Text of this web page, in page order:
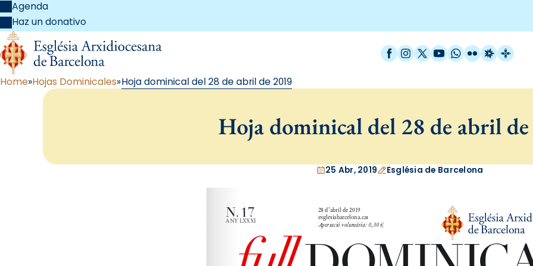
Agenda
Haz un donativo
Facebook
Instagram
X / Twitter
YouTube
WhatsApp
FlickrRadio
Home Hojas Dominicales Hoja dominical del 28 de abril de 2019
Hoja dominical del 28 de abril
25 Abr, 2019 Església de Barcelona